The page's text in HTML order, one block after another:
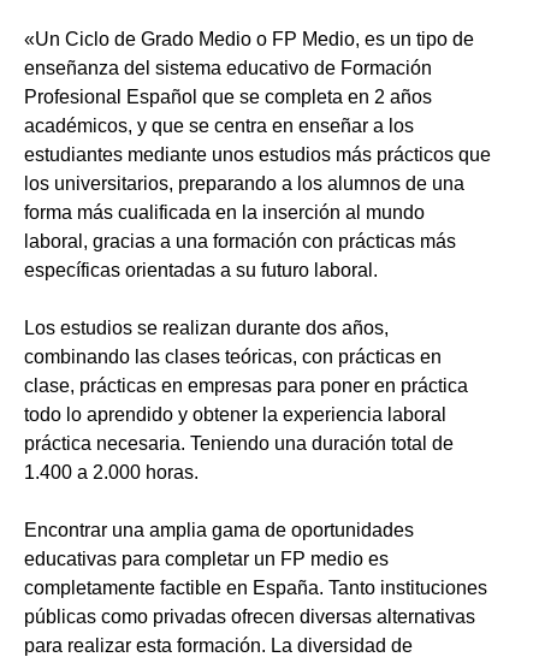
«Un Ciclo de Grado Medio o FP Medio, es un tipo de
enseñanza del sistema educativo de Formación
Profesional Español que se completa en 2 años
académicos, y que se centra en enseñar a los
estudiantes mediante unos estudios más prácticos que
los universitarios, preparando a los alumnos de una
forma más cualificada en la inserción al mundo
laboral, gracias a una formación con prácticas más
específicas orientadas a su futuro laboral.
Los estudios se realizan durante dos años,
combinando las clases teóricas, con prácticas en
clase, prácticas en empresas para poner en práctica
todo lo aprendido y obtener la experiencia laboral
práctica necesaria. Teniendo una duración total de
1.400 a 2.000 horas.
Encontrar una amplia gama de oportunidades
educativas para completar un FP medio es
completamente factible en España. Tanto instituciones
públicas como privadas ofrecen diversas alternativas
para realizar esta formación. La diversidad de